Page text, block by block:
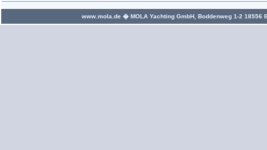
www.mola.de � MOLA Yachting GmbH, Boddenweg 1-2